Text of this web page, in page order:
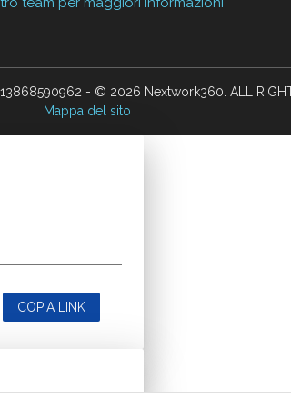
- © 2026 Nextwork360. ALL
Mappa del sito
COPIA LINK